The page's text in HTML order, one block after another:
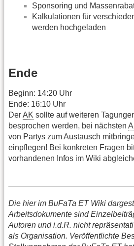
Sponsoring und
Kalkulationen für
werden hochgeladen
Ende
Beginn: 14:20 Uhr
Ende: 16:10 Uhr
DerAK sollte auf weiteren
besprochen werden, bei nächsten
von Partys zum Austausch
einpflegen! Bei konkreten Fragen
vorhandenen Infos im Wiki
Die hier im BuFaTa ET Wiki
Arbeitsdokumente sind
Autoren und i.d.R. nicht
als Organisation. Veröffentlichte